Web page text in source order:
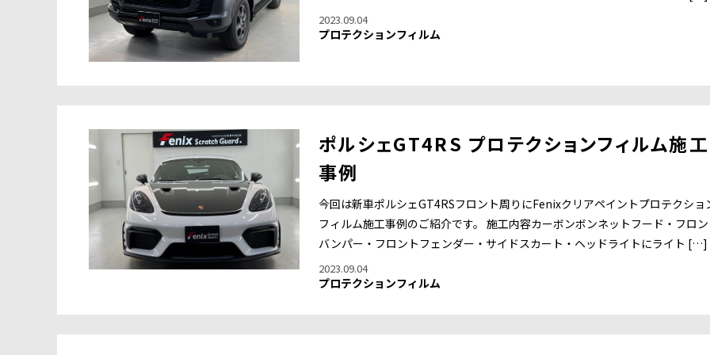
2023.09.04
プロテクションフィルム
ポルシェGT4RS プロテクションフィルム施工
事例
今回は新車ポルシェGT4RSフロント周りにFenixクリアペイントプロテクショ
フィルム施工事例のご紹介です。 施工内容カーボンボンネットフード・フロ
バンパー・フロントフェンダー・サイドスカート・ヘッドライトにライト […]
2023.09.04
プロテクションフィルム